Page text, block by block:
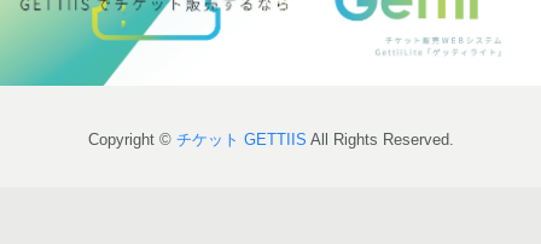
Copyright © チケット GETTIIS All Rights Reserved.